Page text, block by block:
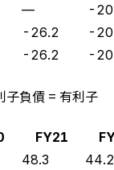
— -
-26.2 -
-26.2 -
子負債 = 有利子
FY21
48.3 44.2